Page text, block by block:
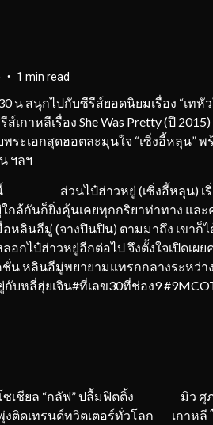
1 min read
น สนุกไปกับซีรีส์ยอดนิยมเรื่อง “เทหั
เกาหลีเรื่อง She Was Pretty (ปี
ระเอกสุดฮอตละมุนใจ “เซิ่งอี้หลุน”
ฯลฯ
ส่วนไป๋ฮ่าวหยู่ (เซิ่งอี้หลุน) เริ่มส
ใกล้กันก็ยิ่งคุ้นเคยทุกกริยาท่าทาง แล
อหลินอีมู่ (จางปินปิน) ตามมาถึง เขา
อกไป๋ฮ่าวหยู่อีกต่อไป จึงตั้งใจเปิดเผ
ชั่น หลินอีมู่พยายามแทรกกลางระหว่า
บหลี่ฮุ่ยเจิน#ที่เลข30ที่ช่อง9
เชียล “กลัฟ” ปลื้มฟิตติ้ง
งติดเทรนด์ทวิตเตอร์ทั่วโลก
มิว ศุ
เกาหลี